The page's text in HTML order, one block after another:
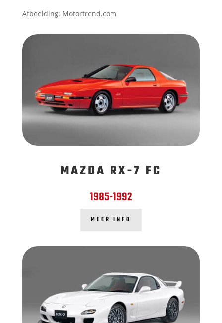
Afbeelding: Motortrend.com
MAZDA RX-7 FC
1985-1992
MEER INFO